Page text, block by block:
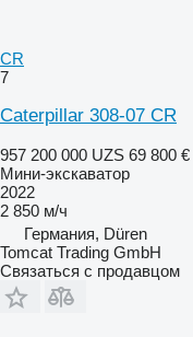
CR
7
Caterpillar 308-07 CR
957 200 000 UZS 69 800 €
Мини-экскаватор
2022
2 850 м/ч
Германия, Düren
Tomcat Trading GmbH
Связаться с продавцом